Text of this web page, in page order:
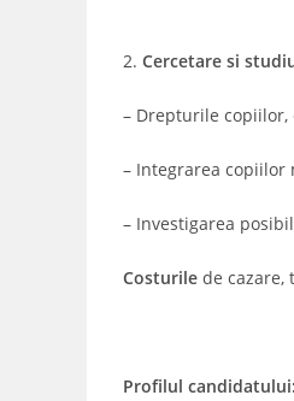
2. Cercetare si
– Drepturile
– Integrarea
– Investigarea
Costurile de cazare,
Profilul candidatului: